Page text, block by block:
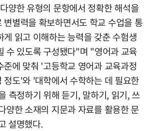
양한 유형의 문항에서 정확한 해석을
변별력을 확보하면서도 학교 수업을 통
게 읽고 이해하는 능력을 갖춘 수험생
수 있도록 구성됐다"며 "영어과 교육
준에 맞춰 '고등학교 영어과 교육과정
정도'와 '대학에서 수학하는 데 필요한
측정하기 위해 듣기, 말하기, 읽기, 쓰
양한 소재의 지문과 자료를 활용한 문
설명했다.